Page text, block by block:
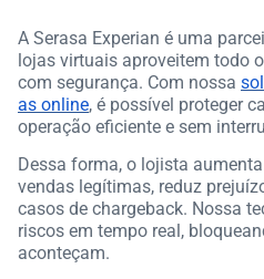
A Serasa Experian é uma
lojas virtuais aproveitem todo
com segurança. Com nossa
as online, é possível proteger
operação eficiente e sem
Dessa forma, o lojista
vendas legítimas, reduz
casos de chargeback. Nossa
riscos em tempo real,
aconteçam.